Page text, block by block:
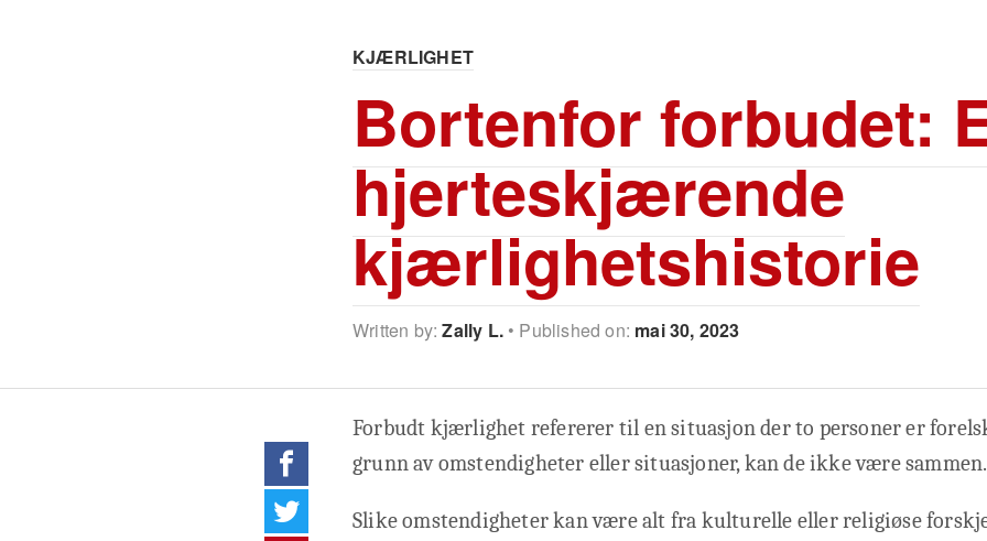
KJÆRLIGHET
Bortenfor forbudet:
hjerteskjærende
kjærlighetshistorie
Written by:Zally L. Published on: mai 30, 2023
Forbudt kjærlighet refererer til en situasjon der to personer er
grunn av omstendigheter eller situasjoner, kan de ikke være sammen.
Slike omstendigheter kan være alt fra kulturelle eller religiøse